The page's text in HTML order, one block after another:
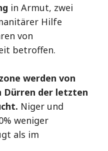
in Armut, zwei
Hilfe
von
betroffen.
werden von
Dürren der letzten
Niger und
weniger
als im